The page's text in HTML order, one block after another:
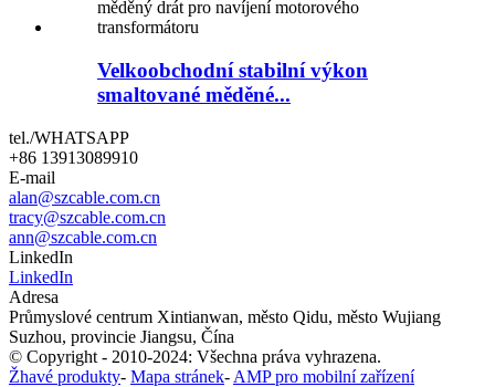
Velkoobchodní stabilní výkon
smaltované měděné...
tel./WHATSAPP
+86 13913089910
E-mail
alan@szcable.com.cn
tracy@szcable.com.cn
ann@szcable.com.cn
LinkedIn
LinkedIn
Adresa
Průmyslové centrum Xintianwan, město Qidu, město Wujiang
Suzhou, provincie Jiangsu, Čína
© Copyright - 2010-2024: Všechna práva vyhrazena.
Žhavé produkty- Mapa stránek- AMP pro mobilní zařízení